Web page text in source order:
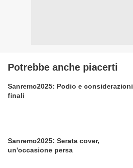
Potrebbe anche piacerti
Sanremo2025: Podio e considerazioni
finali
Sanremo2025: Serata cover,
un'occasione persa